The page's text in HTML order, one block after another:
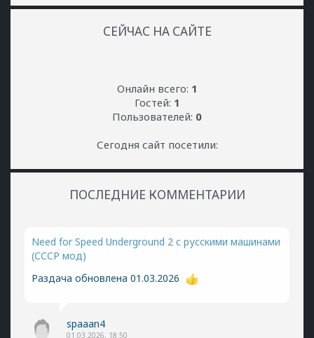
СЕЙЧАС НА САЙТЕ
Онлайн всего: 1
Гостей: 1
Пользователей: 0
Сегодня сайт посетили:
ПОСЛЕДНИЕ КОММЕНТАРИИ
Need for Speed Underground 2 с русскими машинами
(СССР мод)
Раздача обновлена 01.03.2026
spaaan4
01.03.2026, 18:50